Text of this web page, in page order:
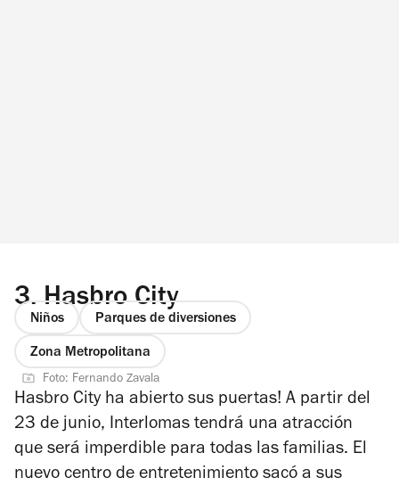
3. Hasbro City
Niños Parques de diversiones
Zona Metropolitana
Foto: Fernando Zavala
Hasbro City ha abierto sus puertas! A partir del
23 de junio, Interlomas tendrá una atracción
que será imperdible para todas las familias. El
nuevo centro de entretenimiento sacó a sus